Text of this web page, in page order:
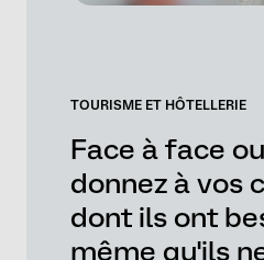
TOURISME ET HÔTELLERIE
Face à face
donnez à vos
dont ils ont
même qu'ils